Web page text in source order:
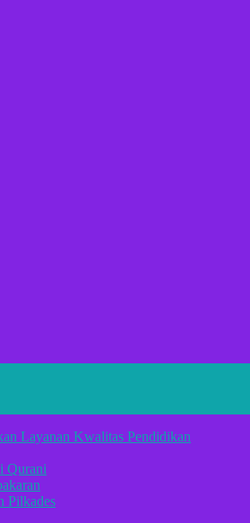
Layanan Kwalitas Pendidikan
Qurani
Pilkades